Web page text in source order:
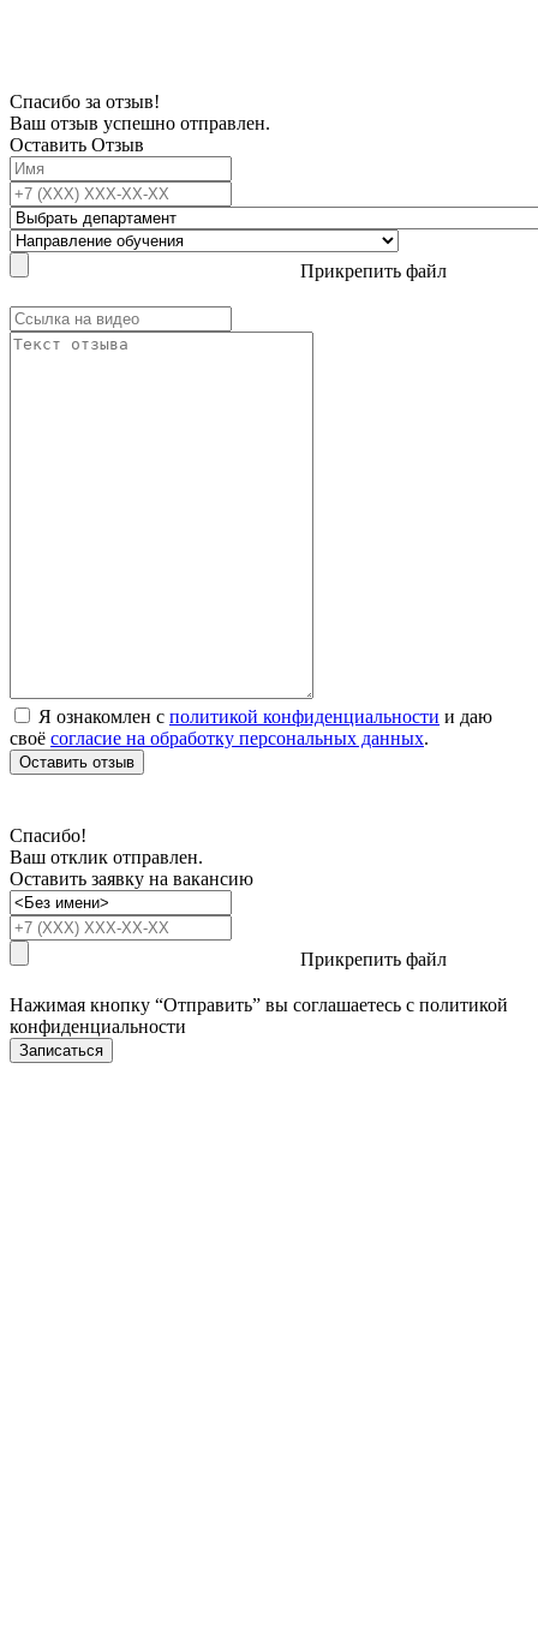
Спасибо за отзыв!
Ваш отзыв успешно отправлен.
Оставить Отзыв
Прикрепить файл
Я ознакомлен с политикой конфиденциальности и даю
своё согласие на обработку персональных данных.
Оставить отзыв
Спасибо!
Ваш отклик отправлен.
Оставить заявку на вакансию
Прикрепить файл
Нажимая кнопку “Отправить” вы соглашаетесь с политикой
конфиденциальности
Записаться